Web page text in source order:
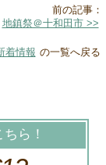
前の記事：
地鎮祭＠十和田市 >>
着情報 の一覧へ戻る
ら！